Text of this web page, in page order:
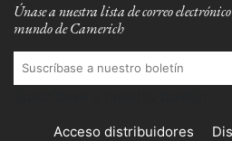
Únase a nuestra lista de correo
mundo de Camerich
Acceso distribuidores